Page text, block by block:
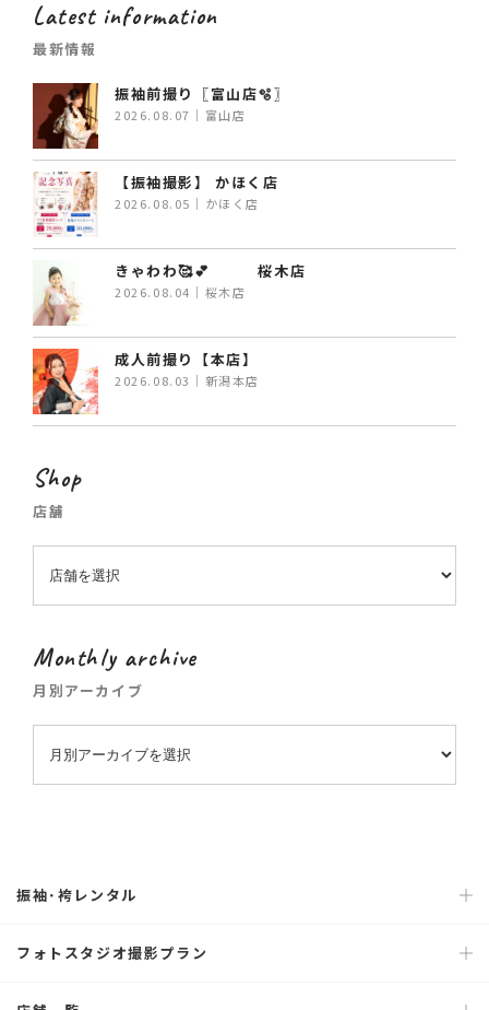
Latest information
最新情報
振袖前撮り〖富山店🫧〗
2026.08.07｜富山店
【振袖撮影】 かほく店
2026.08.05｜かほく店
きゃわわ🥰💕 桜木店
2026.08.04｜桜木店
成人前撮り【本店】
2026.08.03｜新潟本店
Shop
店舗
Monthly archive
月別アーカイブ
振袖･袴レンタル
フォトスタジオ撮影プラン